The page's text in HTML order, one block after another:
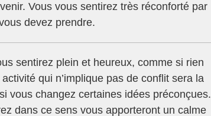
Vous vous sentirez très réconforté par
devez prendre.
sentirez plein et heureux, comme si rien
qui n’implique pas de conflit sera la
vous changez certaines idées préconçues.
dans ce sens vous apporteront un calme